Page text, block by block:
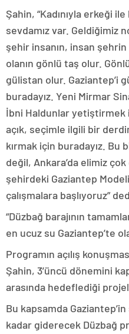
Şahin, “Kadınıyla erkeği
sevdamız var. Geldiğimiz
şehir insanın, insan şehrin
olanın gönlü taş olur.
gülistan olur. Gaziantep’i
buradayız. Yeni Mirmar
İbni Haldunlar yetiştirmek
açık, seçimle ilgili bir
kırmak için buradayız. Bu
değil, Ankara’da elimiz
şehirdeki Gaziantep
çalışmalara başlıyoruz”
“Düzbağ barajının
en ucuz su Gaziantep’te
Programın açılış
Şahin, 3’üncü dönemini
arasında hedeflediği
Bu kapsamda Gaziantep’in
kadar giderecek Düzbağ